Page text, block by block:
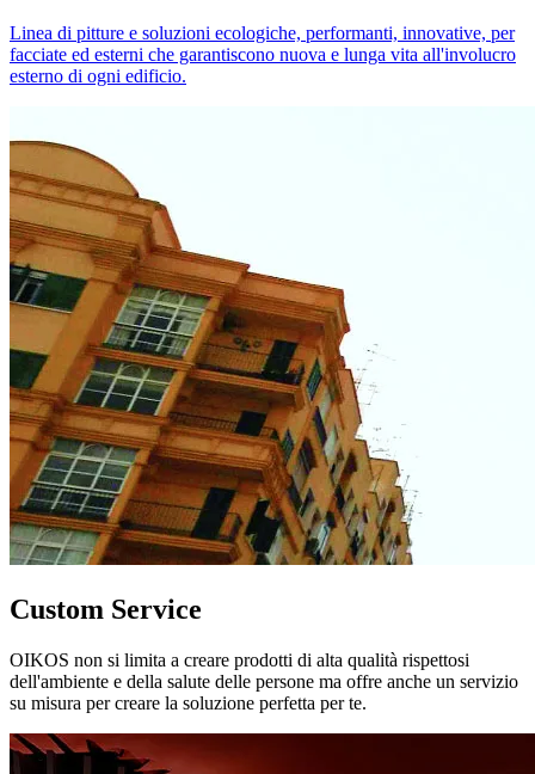
Linea di pitture e soluzioni ecologiche, performanti, innovative, per
facciate ed esterni che garantiscono nuova e lunga vita all'involucro
esterno di ogni edificio.
Custom Service
OIKOS non si limita a creare prodotti di alta qualità rispettosi
dell'ambiente e della salute delle persone ma offre anche un servizio
su misura per creare la soluzione perfetta per te.